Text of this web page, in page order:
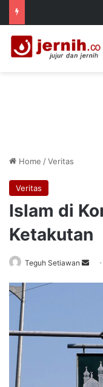
Home /Veritas
Veritas
Islam di
Ketakutan
Teguh Setiawan